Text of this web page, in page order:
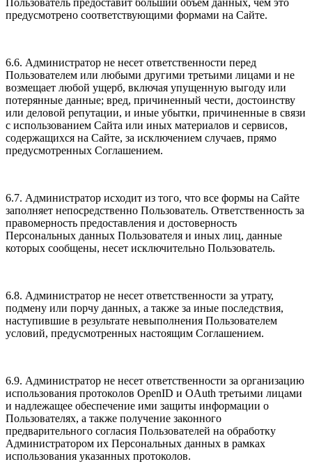
предусмотрено соответствующими формами на Сайте.
6.6. Администратор не несет ответственности перед
Пользователем или любыми другими третьими лицами и не
возмещает любой ущерб, включая упущенную выгоду или
потерянные данные; вред, причиненный чести, достоинству
или деловой репутации, и иные убытки, причиненные в связи
с использованием Сайта или иных материалов и сервисов,
содержащихся на Сайте, за исключением случаев, прямо
предусмотренных Соглашением.
6.7. Администратор исходит из того, что все формы на Сайте
заполняет непосредственно Пользователь. Ответственность за
правомерность предоставления и достоверность
Персональных данных Пользователя и иных лиц, данные
которых сообщены, несет исключительно Пользователь.
6.8. Администратор не несет ответственности за утрату,
подмену или порчу данных, а также за иные последствия,
наступившие в результате невыполнения Пользователем
условий, предусмотренных настоящим Соглашением.
6.9. Администратор не несет ответственности за организацию
использования протоколов OpenID и OAuth третьими лицами
и надлежащее обеспечение ими защиты информации о
Пользователях, а также получение законного
предварительного согласия Пользователей на обработку
Администратором их Персональных данных в рамках
использования указанных протоколов.